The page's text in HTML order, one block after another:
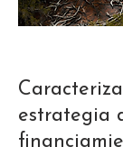
estrategia